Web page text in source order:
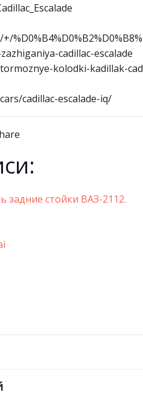
cadillac-escalade
kolodki-kadillak-
cadillac-escalade-iq/
задние стойки ВАЗ-2112.